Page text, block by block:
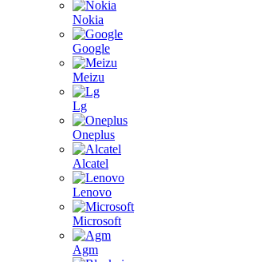
Nokia
Google
Meizu
Lg
Oneplus
Alcatel
Lenovo
Microsoft
Agm